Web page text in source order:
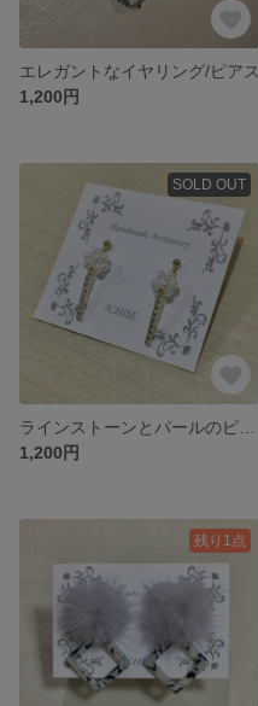
エレガントなイヤリング/ピアス
1,200円
SOLD OUT
1,200円
残り1点